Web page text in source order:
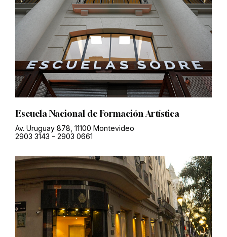
Escuela Nacional de Formación Artística
Av. Uruguay 878, 11100 Montevideo
2903 3143 - 2903 0661